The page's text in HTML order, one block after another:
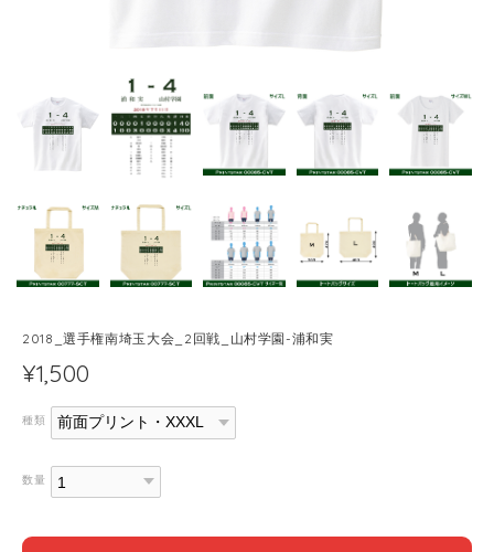
2018_選手権南埼玉大会_2回戦_山村学園-浦和実
¥1,500
種類
数量